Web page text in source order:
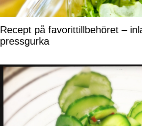
Recept på favorittillbehöret –
pressgurka